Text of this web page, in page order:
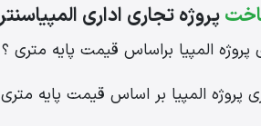
پروژه تجاری اداری
المپیا براساس قیمت پایه متری
المپیا بر اساس قیمت پایه